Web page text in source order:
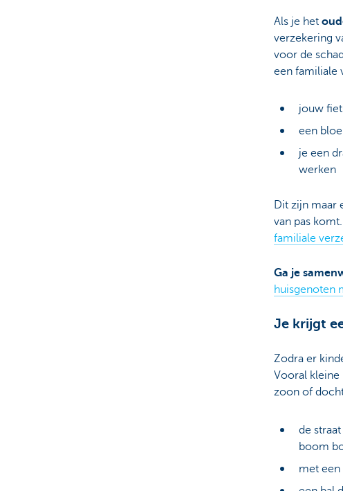
Als je het
verzekering
voor de
een familiale
jouw
een
je een
werken
Dit zijn maar
van pas
familiale
Ga je
huisgenoten
Je krijgt
Zodra er
Vooral kleine
zoon of
de
boom
met een